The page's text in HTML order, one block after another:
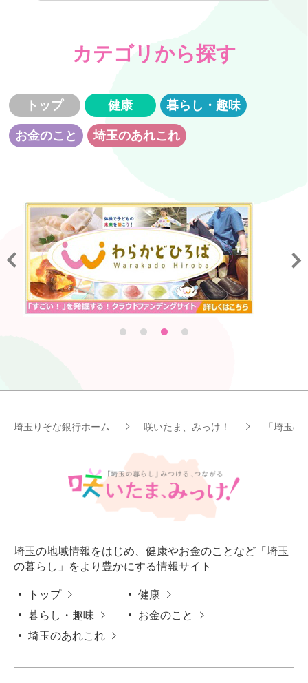
カテゴリから探す
トップ 健康 暮らし・趣味
お金のこと 埼玉のあれこれ
埼玉りそな銀行ホーム 咲いたま、みっけ！ 「埼玉
埼玉の地域情報をはじめ、健康やお金のことなど「埼玉
の暮らし」をより豊かにする情報サイト
トップ
健康
暮らし・趣味
お金のこと
埼玉のあれこれ